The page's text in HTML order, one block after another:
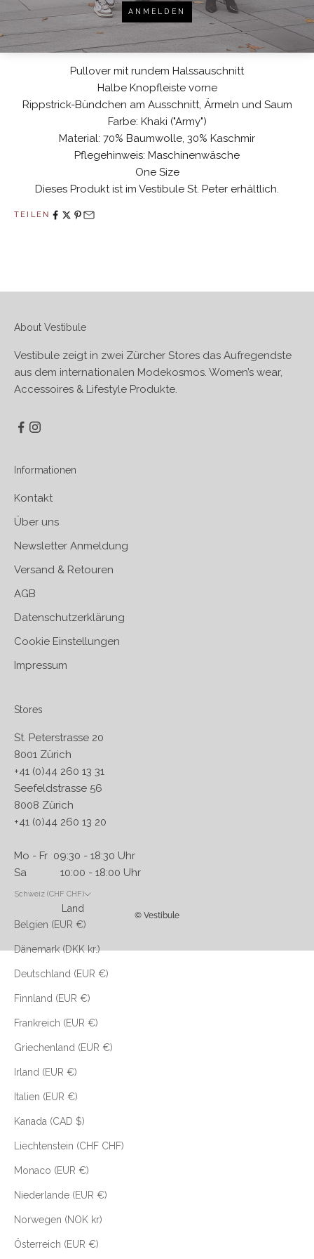
ADD TO WISHLIST
Pullover mit rundem Halssauschnitt
Halbe Knopfleiste vorne
Rippstrick-Bündchen am Ausschnitt, Ärmeln und Saum
Farbe: Khaki ("Army")
Material: 70% Baumwolle, 30% Kaschmir
Pflegehinweis: Maschinenwäsche
One Size
Dieses Produkt ist im Vestibule St. Peter erhältlich.
TEILEN
About Vestibule
Vestibule zeigt in zwei Zürcher Stores das Aufregendste
aus dem internationalen Modekosmos. Women’s wear,
Accessoires & Lifestyle Produkte.
Informationen
Kontakt
Über uns
Newsletter Anmeldung
Versand & Retouren
AGB
Datenschutzerklärung
Cookie Einstellungen
Impressum
Stores
St. Peterstrasse 20
8001 Zürich
+41 (0)44 260 13 31
Seefeldstrasse 56
8008 Zürich
+41 (0)44 260 13 20
Mo - Fr 09:30 - 18:30 Uhr
Sa 10:00 - 18:00 Uhr
Schweiz (CHF CHF)
Land
Belgien (EUR €)
Dänemark (DKK kr.)
Deutschland (EUR €)
Finnland (EUR €)
Frankreich (EUR €)
Griechenland (EUR €)
Irland (EUR €)
Italien (EUR €)
Kanada (CAD $)
Liechtenstein (CHF CHF)
Monaco (EUR €)
Niederlande (EUR €)
Norwegen (NOK kr)
Österreich (EUR €)
© Vestibule
ANMELDEN